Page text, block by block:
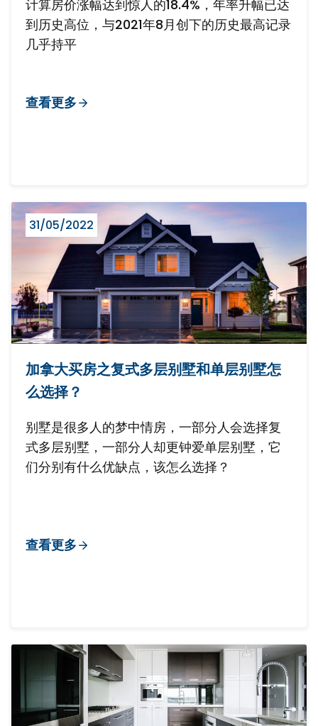
计算房价涨幅达到惊人的18.4%，年率升幅已达
到历史高位，与2021年8月创下的历史最高记录
几乎持平
查看更多
31/05/2022
加拿大买房之复式多层别墅和单层别墅怎
么选择？
别墅是很多人的梦中情房，一部分人会选择复
式多层别墅，一部分人却更钟爱单层别墅，它
们分别有什么优缺点，该怎么选择？
查看更多